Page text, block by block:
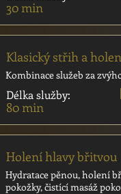
30 min
Klasický střih a
Kombinace služeb za
Délka služby:
80 min
Holení hlavy břitvou
Hydratace pěnou, holení
pokožky, čistící masáž